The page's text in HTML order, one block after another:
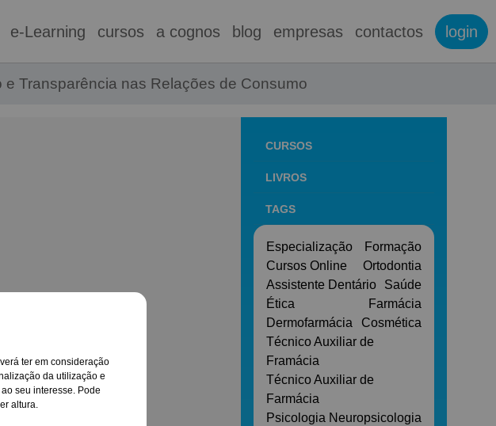
ter em consideração
da utilização e
seu interesse. Pode
altura.
e-Learning cursos a cognos blog empresas contactos login
Transparência nas Relações de Consumo
CURSOS
LIVROS
TAGS
Especialização
Formação
Cursos Online
Ortodontia
Assistente Dentário
Saúde
Ética
Farmácia
Dermofarmácia
Cosmética
Técnico Auxiliar de
Framácia
Técnico Auxiliar de
Farmácia
Psicologia Neuropsicologia
Consumo